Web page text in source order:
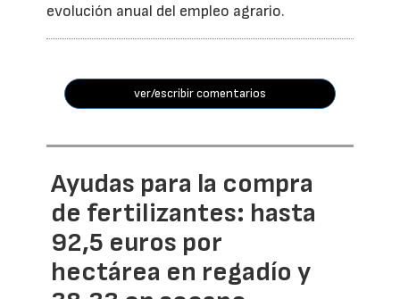
evolución anual del empleo agrario.
ver/escribir comentarios
Ayudas para la compra
de fertilizantes: hasta
92,5 euros por
hectárea en regadío y